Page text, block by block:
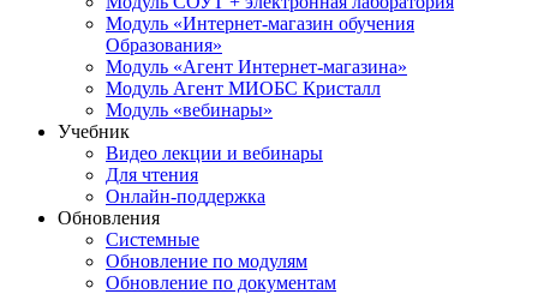
Модуль «Интернет-магазин обучения
Образования»
Модуль «Агент Интернет-магазина»
Модуль Агент МИОБС Кристалл
Модуль «вебинары»
Учебник
Видео лекции и вебинары
Для чтения
Онлайн-поддержка
Обновления
Системные
Обновление по модулям
Обновление по документам